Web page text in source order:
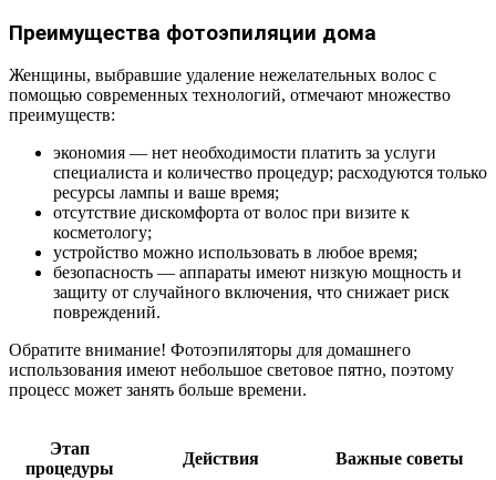
Преимущества фотоэпиляции дома
Женщины, выбравшие удаление нежелательных волос с
помощью современных технологий, отмечают множество
преимуществ:
экономия — нет необходимости платить за услуги
специалиста и количество процедур; расходуются только
ресурсы лампы и ваше время;
отсутствие дискомфорта от волос при визите к
косметологу;
устройство можно использовать в любое время;
безопасность — аппараты имеют низкую мощность и
защиту от случайного включения, что снижает риск
повреждений.
Обратите внимание! Фотоэпиляторы для домашнего
использования имеют небольшое световое пятно, поэтому
процесс может занять больше времени.
Этап
процедуры
Действия Важные советы